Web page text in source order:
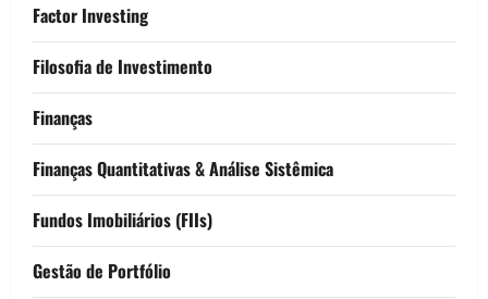
Factor Investing
Filosofia de Investimento
Finanças
Finanças Quantitativas & Análise Sistêmica
Fundos Imobiliários (FIIs)
Gestão de Portfólio